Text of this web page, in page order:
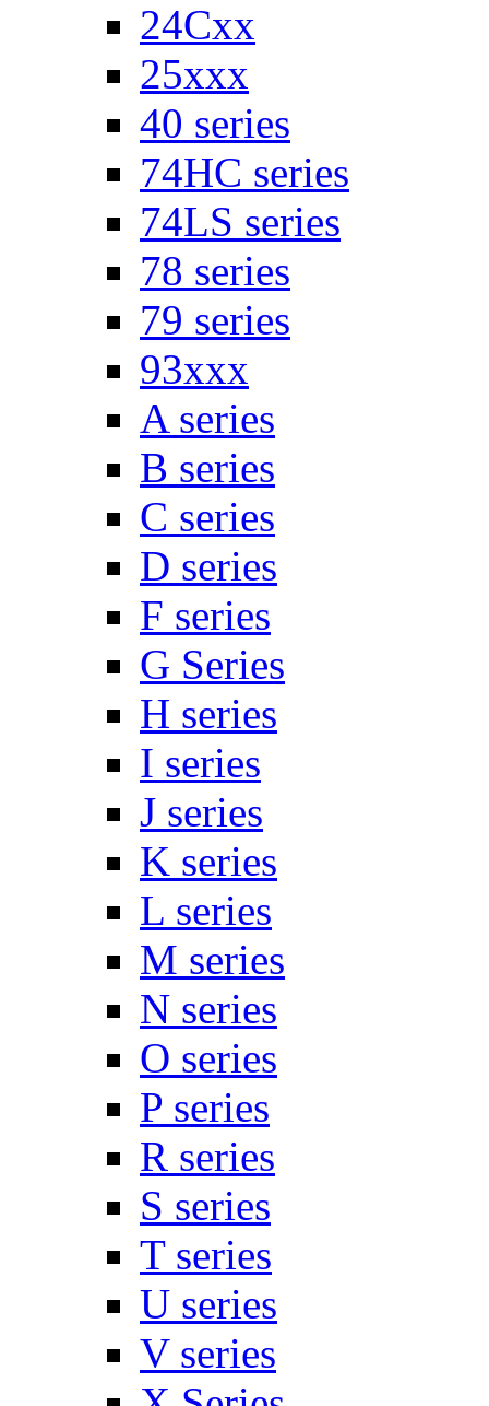
24Cxx
25xxx
40 series
74HC series
74LS series
78 series
79 series
93xxx
A series
B series
C series
D series
F series
G Series
H series
I series
J series
K series
L series
M series
N series
O series
P series
R series
S series
T series
U series
V series